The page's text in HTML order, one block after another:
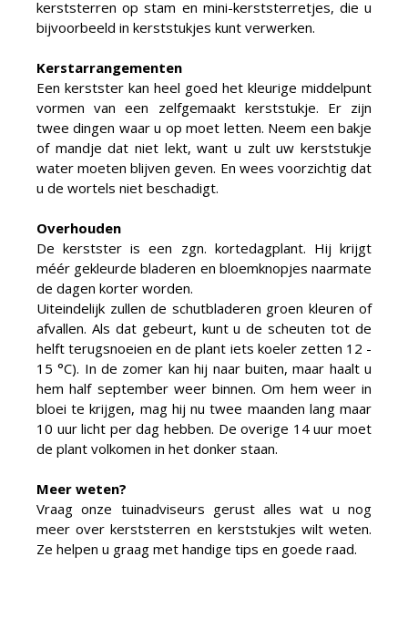
kerststerren op stam en mini-kerststerretjes, die u
bijvoorbeeld in kerststukjes kunt verwerken.
Kerstarrangementen
Een kerstster kan heel goed het kleurige middelpunt
vormen van een zelfgemaakt kerststukje. Er zijn
twee dingen waar u op moet letten. Neem een bakje
of mandje dat niet lekt, want u zult uw kerststukje
water moeten blijven geven. En wees voorzichtig dat
u de wortels niet beschadigt.
Overhouden
De kerstster is een zgn. kortedagplant. Hij krijgt
méér gekleurde bladeren en bloemknopjes naarmate
de dagen korter worden.
Uiteindelijk zullen de schutbladeren groen kleuren of
afvallen. Als dat gebeurt, kunt u de scheuten tot de
helft terugsnoeien en de plant iets koeler zetten 12 -
15 °C). In de zomer kan hij naar buiten, maar haalt u
hem half september weer binnen. Om hem weer in
bloei te krijgen, mag hij nu twee maanden lang maar
10 uur licht per dag hebben. De overige 14 uur moet
de plant volkomen in het donker staan.
Meer weten?
Vraag onze tuinadviseurs gerust alles wat u nog
meer over kerststerren en kerststukjes wilt weten.
Ze helpen u graag met handige tips en goede raad.